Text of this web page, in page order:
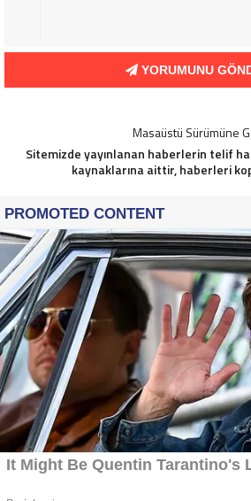
YORUMUNU
Masaüstü Sürümüne
Sitemizde yayınlanan haberlerin telif
kaynaklarına aittir, haberleri